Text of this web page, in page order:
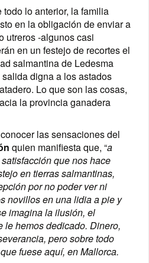
lo anterior, la familia
en la obligación de enviar a
utreros -algunos casi
en un festejo de recortes el
salmantina de Ledesma
digna a los astados
Lo que son las cosas,
la provincia ganadera
las sensaciones del
quien manifiesta que, “a
que nos hace
en tierras salmantinas,
por no poder ver ni
novillos en una lidia a pie y
imagina la ilusión, el
le hemos dedicado. Dinero,
pero sobre todo
fuese aquí, en Mallorca.